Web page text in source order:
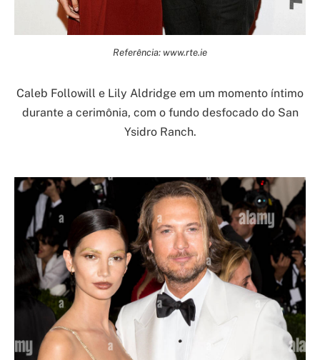
Referência: www.rte.ie
Caleb Followill e Lily Aldridge em um momento íntimo
durante a cerimônia, com o fundo desfocado do San
Ysidro Ranch.